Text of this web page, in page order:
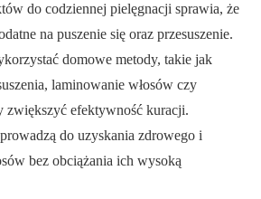
do codziennej pielęgnacji sprawia, że
na puszenie się oraz przesuszenie.
domowe metody, takie jak
laminowanie włosów czy
zwiększyć efektywność kuracji.
do uzyskania zdrowego i
bez obciążania ich wysoką